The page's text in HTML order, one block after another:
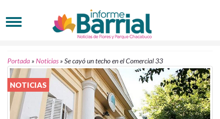
Portada »Noticias »Se cayó un techo en el Comercial 33
NOTICIAS